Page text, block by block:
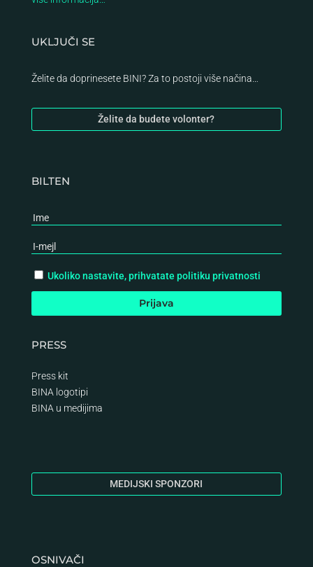
UKLJUČI SE
Želite da doprinesete BINI? Za to postoji više načina…
Želite da budete volonter?
BILTEN
Ukoliko nastavite, prihvatate politiku privatnosti
PRESS
Press kit
BINA logotipi
BINA u medijima
MEDIJSKI SPONZORI
OSNIVAČI